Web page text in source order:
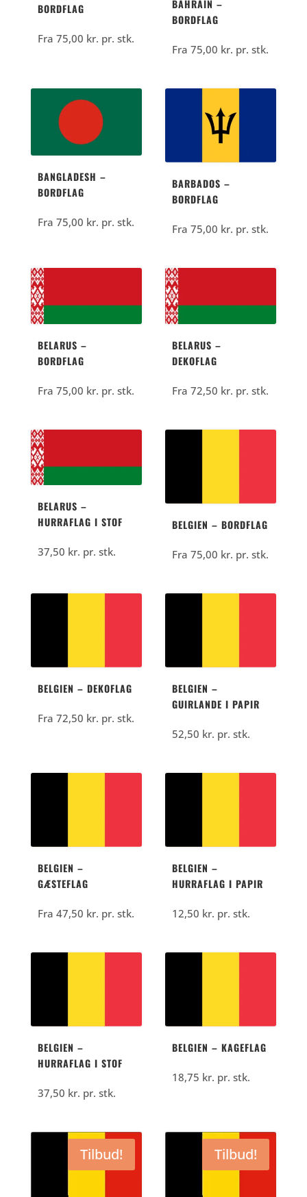
BORDFLAG
Fra 75,00 kr. pr. stk.
BAHRAIN –
BORDFLAG
Fra75,00 kr. pr. stk.
BANGLADESH –
BORDFLAG
Fra 75,00 kr. pr. stk.
BARBADOS –
BORDFLAG
Fra75,00 kr. pr. stk.
BELARUS –
BORDFLAG
Fra 75,00 kr. pr. stk.
BELARUS –
DEKOFLAG
Fra72,50 kr. pr. stk.
BELARUS –
HURRAFLAG I STOF
37,50 kr. pr. stk.
BELGIEN – BORDFLAG
Fra75,00 kr. pr. stk.
BELGIEN – DEKOFLAG
Fra 72,50 kr. pr. stk.
BELGIEN –
GUIRLANDE I PAPIR
52,50 kr. pr. stk.
BELGIEN –
GÆSTEFLAG
Fra 47,50 kr. pr. stk.
BELGIEN –
HURRAFLAG I PAPIR
12,50 kr. pr. stk.
BELGIEN –
HURRAFLAG I STOF
37,50 kr. pr. stk.
BELGIEN – KAGEFLAG
18,75 kr. pr. stk.
Tilbud! Tilbud!